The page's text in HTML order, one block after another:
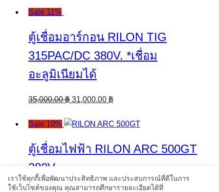
Sale 11%
ตู้เชื่อมอาร์กอน RILON TIG
315PAC/DC 380V. *เชื่อม
อะลูมิเนียมได้
35,000.00฿ Original
was:
31,000.00 ฿
is:
Sale 10%
ตู้เชื่อมไฟฟ้า RILON ARC 500GT
380V.
เราใช้คุกกี้เพื่อพัฒนาประสิทธิภาพ และประสบการณ์ที่ดีในการ
ใช้เว็บไซต์ของคุณ คุณสามารถศึกษารายละเอียดได้ที่